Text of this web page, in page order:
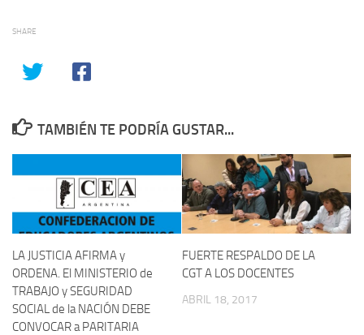
SHARE
TAMBIÉN TE PODRÍA GUSTAR...
LA JUSTICIA AFIRMA y
ORDENA. El MINISTERIO de
TRABAJO y SEGURIDAD
SOCIAL de la NACIÓN DEBE
CONVOCAR a PARITARIA
FUERTE RESPALDO DE LA
CGT A LOS DOCENTES
ABRIL 18, 2017